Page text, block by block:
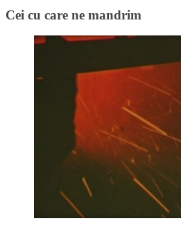
Cei cu care ne mandrim